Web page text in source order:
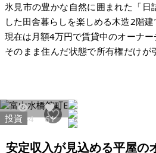
氷見市の豊かな自然に囲まれた「日
した田舎暮らしを楽しめる木造2階建
現在は月額4万円で賃貸中のオーナ
そのまま住んだ状態で所有権だけが
ので、購入した日からすぐに家賃
集をする必要もありません。今の入
うため、毎月安定した収入を得なが
できます。管理会社を利用すれば、
7284 61
投資
安定収入が見込める平屋の